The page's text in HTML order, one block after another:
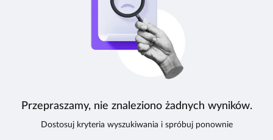
Przepraszamy, nie znaleziono żadnych wyników.
Dostosuj kryteria wyszukiwania i spróbuj ponownie